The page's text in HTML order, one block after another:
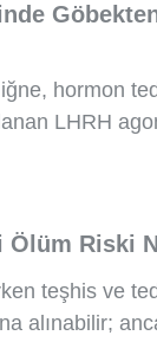
hormon
LHRH
Ölüm Riski
teşhis ve
alınabilir;